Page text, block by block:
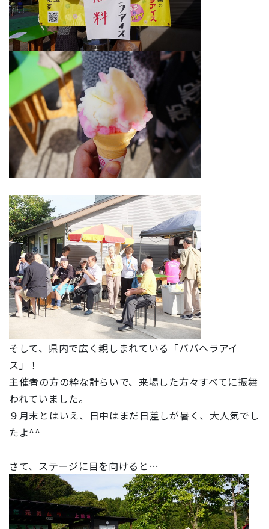
そして、県内で広く親しまれている「ババヘラアイ
ス」！
主催者の方の粋な計らいで、来場した方々すべてに振舞
われていました。
９月末とはいえ、日中はまだ日差しが暑く、大人気でし
たよ^^
さて、ステージに目を向けると…